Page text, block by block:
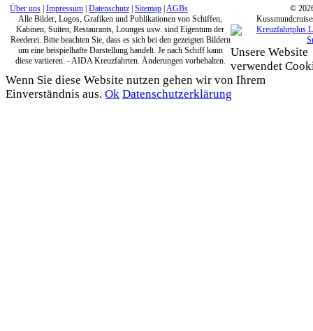
Über uns Impressum Datenschutz Sitemap AGBs
Alle Bilder, Logos, Grafiken und Publikationen von Schiffen,
Kabinen, Suiten, Restaurants, Lounges usw. sind Eigentum der
Reederei. Bitte beachten Sie, dass es sich bei den gezeigten Bildern
um eine beispielhafte Darstellung handelt. Je nach Schiff kann
diese variieren. - AIDA Kreuzfahrten. Änderungen vorbehalten.
©
Unsere Website
verwendet
Wenn Sie diese Website nutzen gehen wir von Ihrem
Einverständnis aus. Ok Datenschutzerklärung